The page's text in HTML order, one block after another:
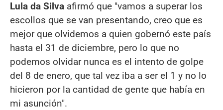
Lula da Silva afirmó que "vamos a superar los
escollos que se van presentando, creo que es
mejor que olvidemos a quien gobernó este país
hasta el 31 de diciembre, pero lo que no
podemos olvidar nunca es el intento de golpe
del 8 de enero, que tal vez iba a ser el 1 y no lo
hicieron por la cantidad de gente que había en
mi asunción".